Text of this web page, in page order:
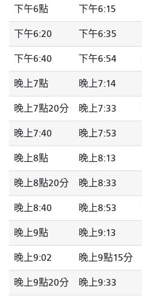
下午6點 下午6:15
下午6:20 下午6:35
下午6:40 下午6:54
晚上7點 晚上7:14
晚上7點20分 晚上7:33
晚上7:40 晚上7:53
晚上8點 晚上8:13
晚上8點20分 晚上8:33
晚上8:40 晚上8:53
晚上9點 晚上9:13
晚上9:02 晚上9點15分
晚上9點20分 晚上9:33